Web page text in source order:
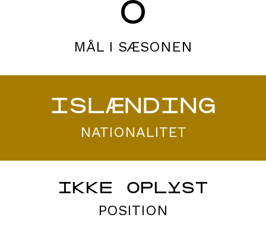
0
MÅL I SÆSONEN
ISLÆNDING
NATIONALITET
IKKE OPLYST
POSITION